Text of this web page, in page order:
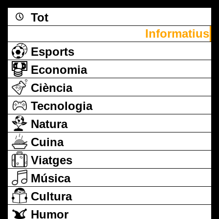
Tot
Informatius
Esports
Economia
Ciència
Tecnologia
Natura
Cuina
Viatges
Música
Cultura
Humor